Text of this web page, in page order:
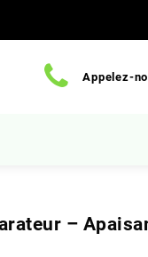
Appelez-
–